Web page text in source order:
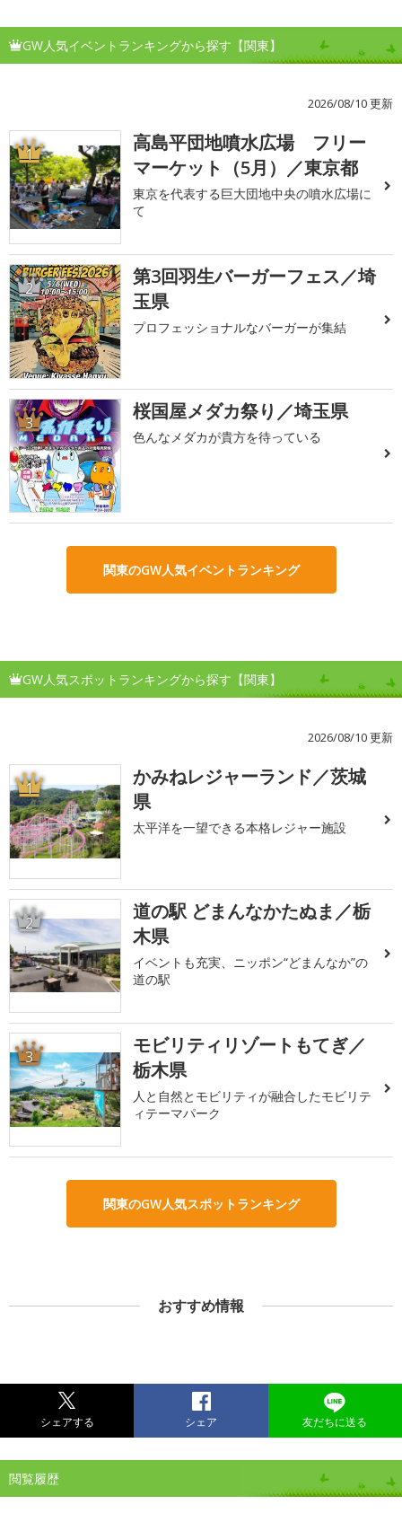
GW人気イベントランキングから探す【関東】
2026/08/10 更新
1
高島平団地噴水広場 フリー
マーケット（5月）／東京都
東京を代表する巨大団地中央の噴水広場に
て
2
第3回羽生バーガーフェス／埼
玉県
プロフェッショナルなバーガーが集結
3 桜国屋メダカ祭り／埼玉県
色んなメダカが貴方を待っている
関東のGW人気イベントランキング
GW人気スポットランキングから探す【関東】
2026/08/10 更新
1
かみねレジャーランド／茨城
県
太平洋を一望できる本格レジャー施設
2
道の駅 どまんなかたぬま／栃
木県
イベントも充実、ニッポン“どまんなか”の
道の駅
3
モビリティリゾートもてぎ／
栃木県
人と自然とモビリティが融合したモビリテ
ィテーマパーク
関東のGW人気スポットランキング
おすすめ情報
シェアする シェア 友だちに送る
閲覧履歴